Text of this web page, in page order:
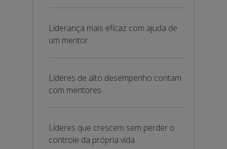
Liderança mais eficaz com ajuda de
um mentor
Líderes de alto desempenho contam
com mentores
Líderes que crescem sem perder o
controle da própria vida